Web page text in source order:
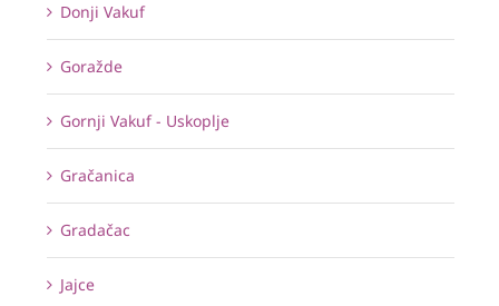
Donji Vakuf
Goražde
Gornji Vakuf - Uskoplje
Gračanica
Gradačac
Jajce